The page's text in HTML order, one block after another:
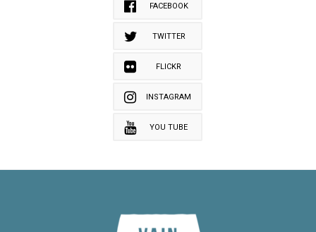
FACEBOOK
TWITTER
FLICKR
INSTAGRAM
YOU TUBE